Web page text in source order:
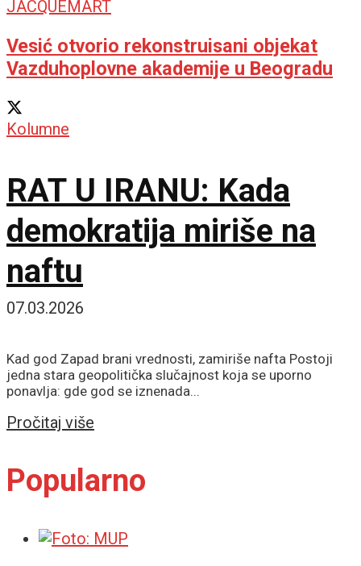
Vesić otvorio rekonstruisani objekat
Vazduhoplovne akademije u Beogradu
Kolumne
RAT U IRANU: Kada
demokratija miriše na
naftu
07.03.2026
Kad god Zapad brani vrednosti, zamiriše nafta Postoji
jedna stara geopolitička slučajnost koja se uporno
ponavlja: gde god se iznenada...
Pročitaj više
Popularno